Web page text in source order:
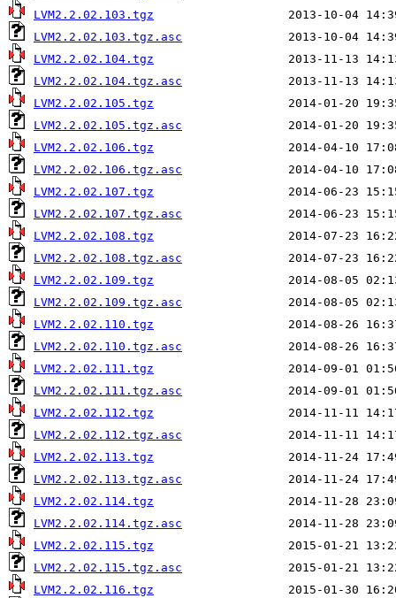
LVM2.2.02.103.tgz
LVM2.2.02.103.tgz.asc
LVM2.2.02.104.tgz
LVM2.2.02.104.tgz.asc
LVM2.2.02.105.tgz
LVM2.2.02.105.tgz.asc
LVM2.2.02.106.tgz
LVM2.2.02.106.tgz.asc
LVM2.2.02.107.tgz
LVM2.2.02.107.tgz.asc
LVM2.2.02.108.tgz
LVM2.2.02.108.tgz.asc
LVM2.2.02.109.tgz
LVM2.2.02.109.tgz.asc
LVM2.2.02.110.tgz
LVM2.2.02.110.tgz.asc
LVM2.2.02.111.tgz
LVM2.2.02.111.tgz.asc
LVM2.2.02.112.tgz
LVM2.2.02.112.tgz.asc
LVM2.2.02.113.tgz
LVM2.2.02.113.tgz.asc
LVM2.2.02.114.tgz
LVM2.2.02.114.tgz.asc
LVM2.2.02.115.tgz
LVM2.2.02.115.tgz.asc
LVM2.2.02.116.tgz